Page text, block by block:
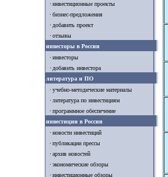
инвестиционные проекты
бизнес-предложения
добавить проект
отзывы
инвесторы в России
инвесторы
добавить инвестора
литература и ПО
учебно-методические материалы
литература по инвестициям
программное обеспечение
инвестиции в России
новости инвестиций
публикации прессы
архив новостей
экономические обзоры
инвестиционные обзоры